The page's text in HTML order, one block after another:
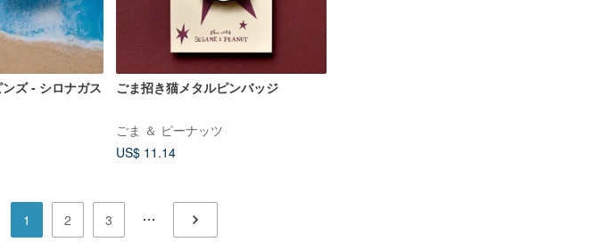
ズ - シロナガス
ごま招き猫メタルピンバッジ
ごま ＆ ピーナッツ
US$ 11.14
1 2 3